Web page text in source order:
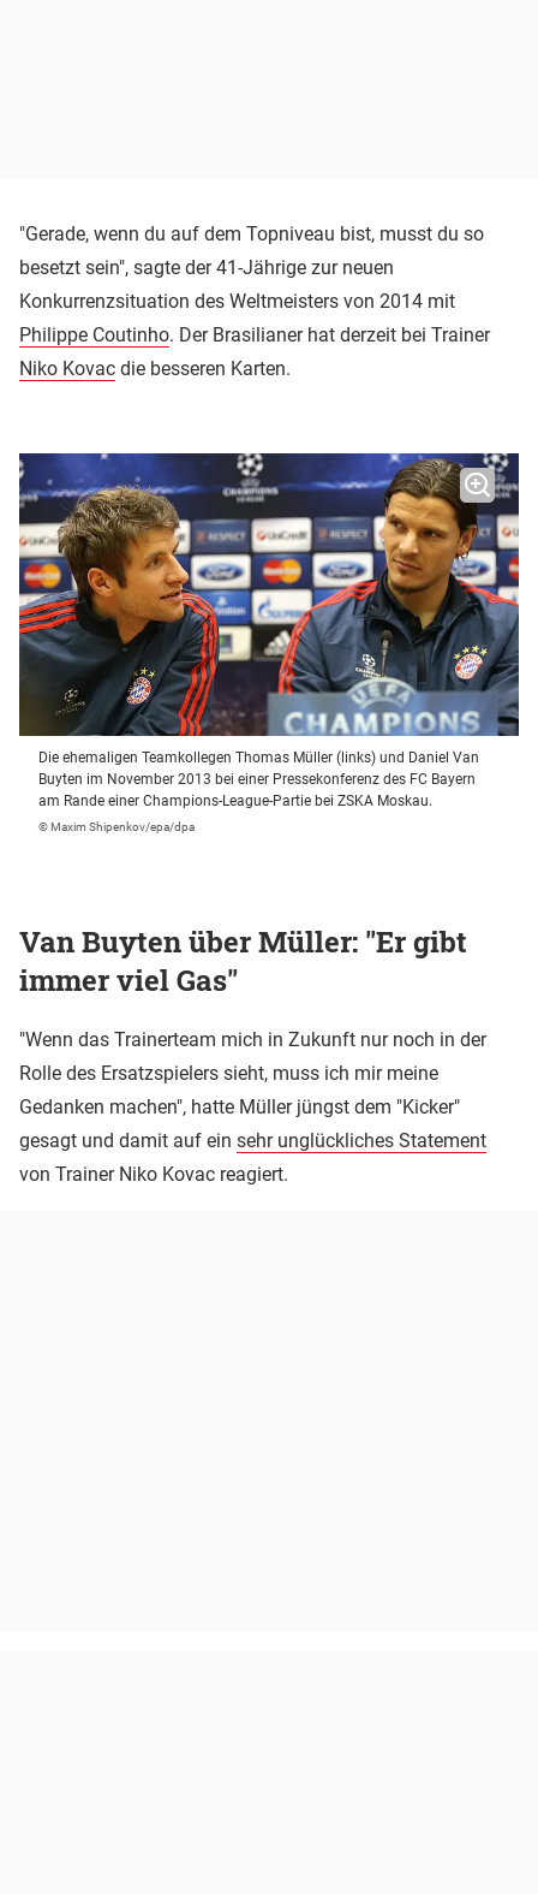
"Gerade, wenn du auf dem Topniveau bist, musst du so
besetzt sein", sagte der 41-Jährige zur neuen
Konkurrenzsituation des Weltmeisters von 2014 mit
Philippe Coutinho. Der Brasilianer hat derzeit bei Trainer
Niko Kovac die besseren Karten.
Die ehemaligen Teamkollegen Thomas Müller (links) und Daniel Van
Buyten im November 2013 bei einer Pressekonferenz des FC Bayern
am Rande einer Champions-League-Partie bei ZSKA Moskau.
© Maxim Shipenkov/epa/dpa
Van Buyten über Müller: "Er gibt
immer viel Gas"
"Wenn das Trainerteam mich in Zukunft nur noch in der
Rolle des Ersatzspielers sieht, muss ich mir meine
Gedanken machen", hatte Müller jüngst dem "Kicker"
gesagt und damit auf ein sehr unglückliches Statement
von Trainer Niko Kovac reagiert.